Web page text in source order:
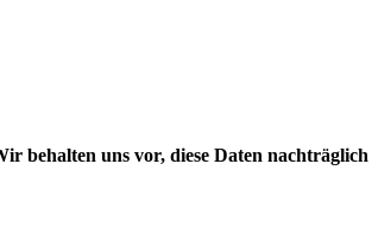
behalten uns vor, diese Daten nachträglich